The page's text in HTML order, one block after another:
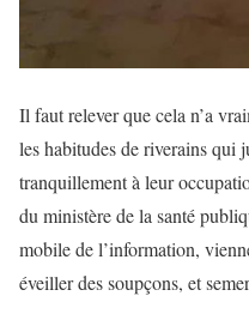
Il faut relever que cela n’a
les habitudes de riverains qui
tranquillement à leur
du ministère de la santé
mobile de l’information,
éveiller des soupçons, et